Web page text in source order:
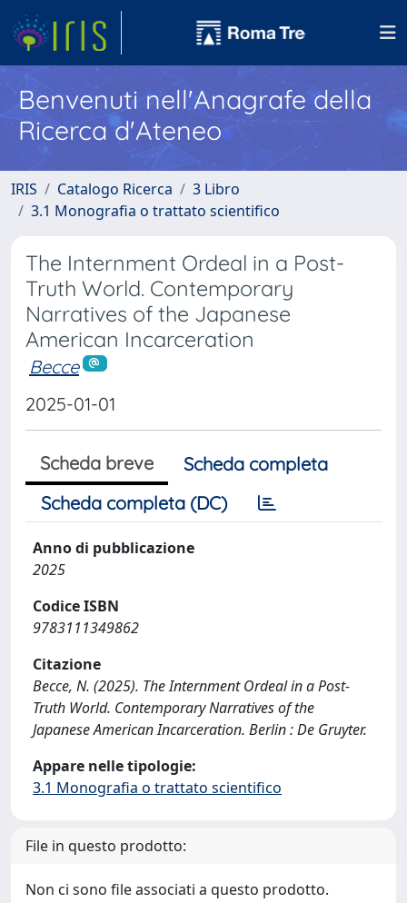
Benvenuti nell'Anagrafe della
Ricerca d'Ateneo
IRIS Catalogo Ricerca
3 Libro
3.1 Monografia o trattato scientifico
The Internment Ordeal in a Post-
Truth World. Contemporary
Narratives of the Japanese
American Incarceration
Becce
2025-01-01
Scheda breve
Scheda completa
Scheda completa (DC)
Anno di pubblicazione
2025
Codice ISBN
9783111349862
Citazione
Becce, N. (2025). The Internment Ordeal in a Post-
Truth World. Contemporary Narratives of the
Japanese American Incarceration. Berlin : De Gruyter.
Appare nelle tipologie:
3.1 Monografia o trattato scientifico
File in questo prodotto:
Non ci sono file associati a questo prodotto.